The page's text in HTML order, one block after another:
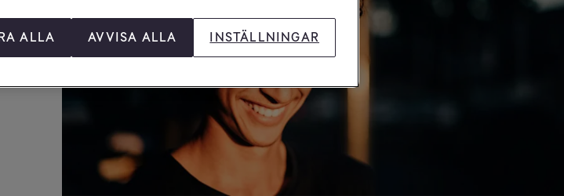
ALLA AVVISA ALLA INSTÄLLNINGAR